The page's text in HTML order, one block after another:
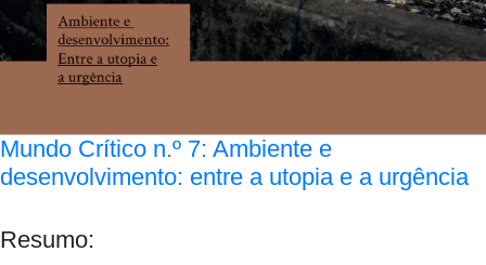
Mundo Crítico n.º 7: Ambiente e
desenvolvimento: entre a utopia e a urgência
Resumo: